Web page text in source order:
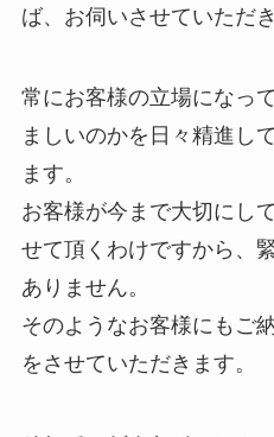
ば、お伺いさせていただき
常にお客様の立場になっ
ましいのかを日々精進し
ます。
お客様が今まで大切にし
せて頂くわけですから、
ありません。
そのようなお客様にもご
をさせていただきます。